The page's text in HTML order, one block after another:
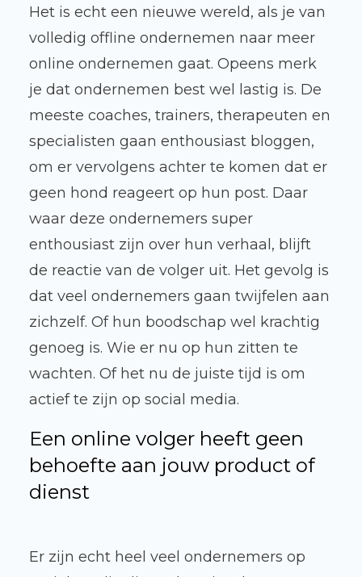
Het is echt een nieuwe wereld, als je van
volledig offline ondernemen naar meer
online ondernemen gaat. Opeens merk
je dat ondernemen best wel lastig is. De
meeste coaches, trainers, therapeuten en
specialisten gaan enthousiast bloggen,
om er vervolgens achter te komen dat er
geen hond reageert op hun post. Daar
waar deze ondernemers super
enthousiast zijn over hun verhaal, blijft
de reactie van de volger uit. Het gevolg is
dat veel ondernemers gaan twijfelen aan
zichzelf. Of hun boodschap wel krachtig
genoeg is. Wie er nu op hun zitten te
wachten. Of het nu de juiste tijd is om
actief te zijn op social media.
Een online volger heeft geen
behoefte aan jouw product of
dienst
Er zijn echt heel veel ondernemers op